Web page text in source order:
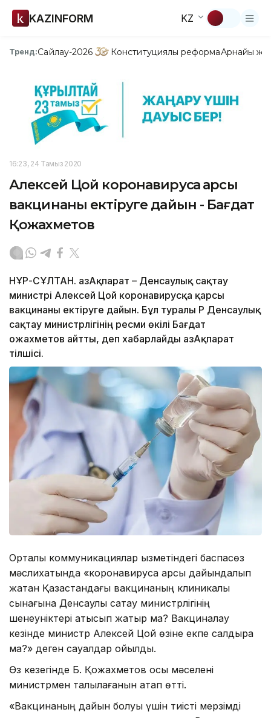
KAZINFORM KZ
Тренд:Сайлау-2026 Конституциялық реформаАрнайы
16:23, 24 Тамыз 2020
Алексей Цой коронавирусқа қарсы
вакцинаны ектіруге дайын - Бағдат
Қожахметов
НҰР-СҰЛТАН. ҚазАқпарат – Денсаулық сақтау
министрі Алексей Цой коронавирусқа қарсы
вакцинаны ектіруге дайын. Бұл туралы ҚР Денсаулық
сақтау министрлігінің ресми өкілі Бағдат
Қожахметов айтты, деп хабарлайды ҚазАқпарат
тілшісі.
Орталық коммуникациялар қызметіндегі баспасөз
мәслихатында «коронавирусқа қарсы дайындалып
жатқан Қазақстандағы вакцинаның клиникалық
сынағына Денсаулық сақтау министрлігінің
шенеуніктері қатысып жатыр ма? Вакциналау
кезінде министр Алексей Цой өзіне екпе салдыра
ма?» деген сауалдар қойылды.
Өз кезегінде Б. Қожахметов осы мәселені
министрмен талқылағанын атап өтті.
«Вакцинаның дайын болуы үшін тиісті мерзімді